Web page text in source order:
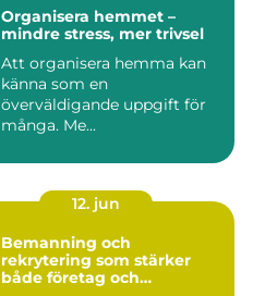
Organisera hemmet –
mindre stress, mer trivsel
Att organisera hemma kan
känna som en
överväldigande uppgift för
många. Me...
12. jun
Bemanning och
rekrytering som stärker
både företag och